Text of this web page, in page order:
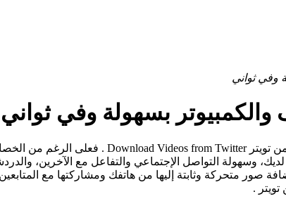
وفي ثواني
والكمبيوتر بسهولة وفي ثواني
وسهولة التواصل الإجتماعي والتفاعل مع الآخرين،
صور متحركة وثابتة إليها من هاتفك ومشاركتها مع
تويتر .